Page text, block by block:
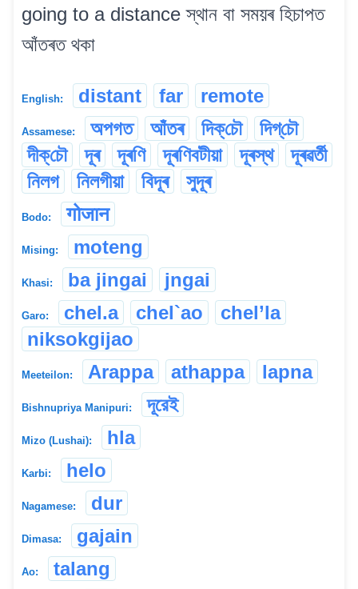
going to a distance স্থান বা সময়ৰ হিচাপত
আঁতৰত থকা
English: distant far remote
Assamese: অপগত আঁতৰ দিক্‌চৌ
দিগ্‌চৌ
দীক্‌চৌ
দূৰ দূৰণি দূৰণিবটীয়া দূৰস্থ
দূৰৱৰ্তী
নিলগ
নিলগীয়া বিদূৰ সুদূৰ
Bodo: गोजान
Mising: moteng
Khasi: ba jingai jngai
Garo: chel.a chel`ao
chel’la
niksokgijao
Meeteilon: Arappa athappa lapna
Bishnupriya Manipuri: দূরেই
Mizo (Lushai): hla
Karbi: helo
Nagamese: dur
Dimasa: gajain
Ao: talang